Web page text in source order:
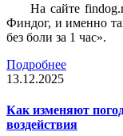
На сайте
Финдог, и именно
без боли за 1 час».
Подробнее
13.12.2025
Как изменяют
воздействия